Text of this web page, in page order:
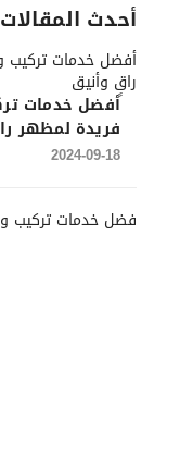
أحدث المقالات
أفضل خدمات
فريدة لمظهر
2024-09-18